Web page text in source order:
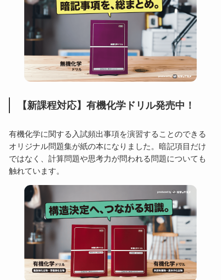
【新課程対応】有機化学ドリル発売中！
有機化学に関する入試頻出事項を演習することのできる
オリジナル問題集が紙の本になりました。暗記項目だけ
ではなく、計算問題や思考力が問われる問題についても
触れています。